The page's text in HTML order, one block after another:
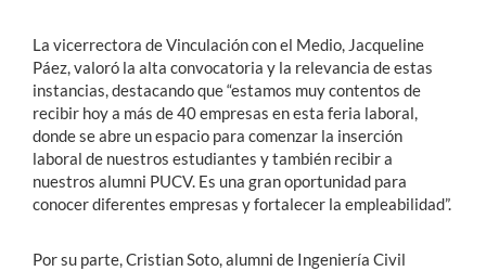
La vicerrectora de Vinculación con el Medio, Jacqueline
Páez, valoró la alta convocatoria y la relevancia de estas
instancias, destacando que “estamos muy contentos de
recibir hoy a más de 40 empresas en esta feria laboral,
donde se abre un espacio para comenzar la inserción
laboral de nuestros estudiantes y también recibir a
nuestros alumni PUCV. Es una gran oportunidad para
conocer diferentes empresas y fortalecer la empleabilidad”.
Por su parte, Cristian Soto, alumni de Ingeniería Civil